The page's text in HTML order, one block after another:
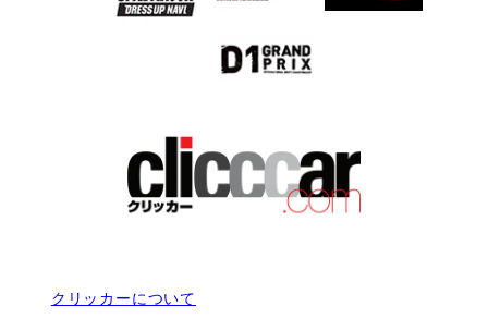
クリッカーについて